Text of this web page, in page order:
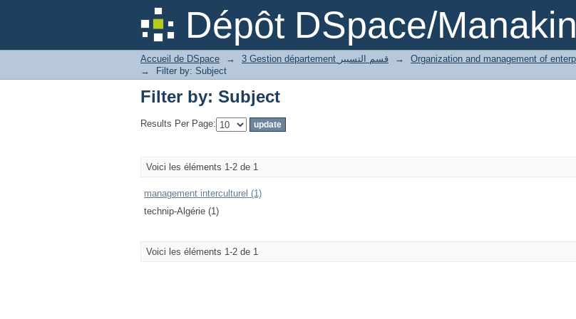
Dépôt DSpace/Manakin
Filter by: Subject
Accueil de DSpace → 3 Gestion département قسم التسيير →
→
Filter by: Subject
Filter by: Subject
Results Per Page:
Voici les éléments 1-2 de 1
management interculturel (1)
technip-Algérie (1)
Voici les éléments 1-2 de 1